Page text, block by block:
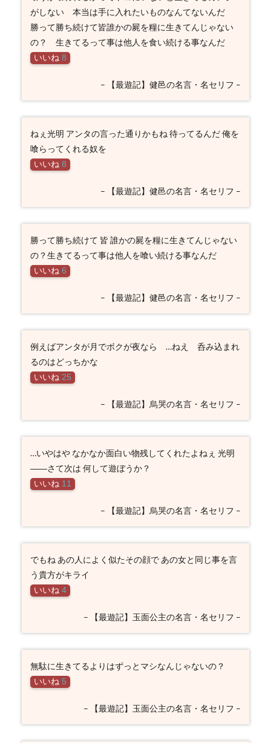
がしない 本当は手に入れたいものなんてないんだ
勝って勝ち続けて皆誰かの屍を糧に生きてんじゃない
の？ 生きてるって事は他人を食い続ける事なんだ
いいね 8
– 【最遊記】健邑の名言・名セリフ –
ねぇ光明 アンタの言った通りかもね 待ってるんだ 俺を
喰らってくれる奴を
いいね 8
– 【最遊記】健邑の名言・名セリフ –
勝って勝ち続けて 皆 誰かの屍を糧に生きてんじゃない
の？生きてるって事は他人を喰い続ける事なんだ
いいね 6
– 【最遊記】健邑の名言・名セリフ –
例えばアンタが月でボクが夜なら …ねえ 呑み込まれ
るのはどっちかな
いいね 25
– 【最遊記】烏哭の名言・名セリフ –
…いやはや なかなか面白い物残してくれたよねぇ 光明
――さて次は 何して遊ぼうか？
いいね 11
– 【最遊記】烏哭の名言・名セリフ –
でもね あの人によく似たその顔で あの女と同じ事を言
う貴方がキライ
いいね 4
– 【最遊記】玉面公主の名言・名セリフ –
無駄に生きてるよりはずっとマシなんじゃないの？
いいね 5
– 【最遊記】玉面公主の名言・名セリフ –